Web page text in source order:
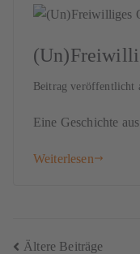
Beitrag veröffentlicht
Eine Geschichte
Weiterlesen
Ältere Beiträge